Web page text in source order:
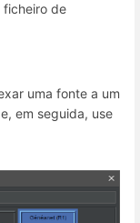
ficheiro de
uma fonte a um
em seguida, use